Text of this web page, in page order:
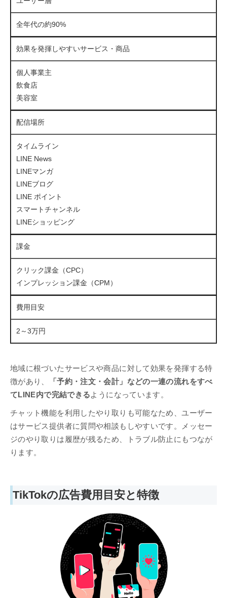
全年代の約90%
効果を発揮しやすいサービス・商品
個人事業主
飲食店
美容室
配信場所
タイムライン
LINE News
LINEマンガ
LINEブログ
LINE ポイント
スマートチャンネル
LINEショッピング
課金
クリック課金（CPC）
インプレッション課金（CPM）
費用目安
2～3万円
地域に根づいたサービスや商品に対して効果を発揮する特
徴があり、
「予約・注文・会計」などの一連の流れをすべ
てLINE内で完結できるようになっています。
チャット機能を利用したやり取りも可能なため、ユーザー
はサービス提供者に質問や相談もしやすいです。メッセー
ジのやり取りは履歴が残るため、トラブル防止にもつなが
ります。
TikTokの広告費用目安と特徴